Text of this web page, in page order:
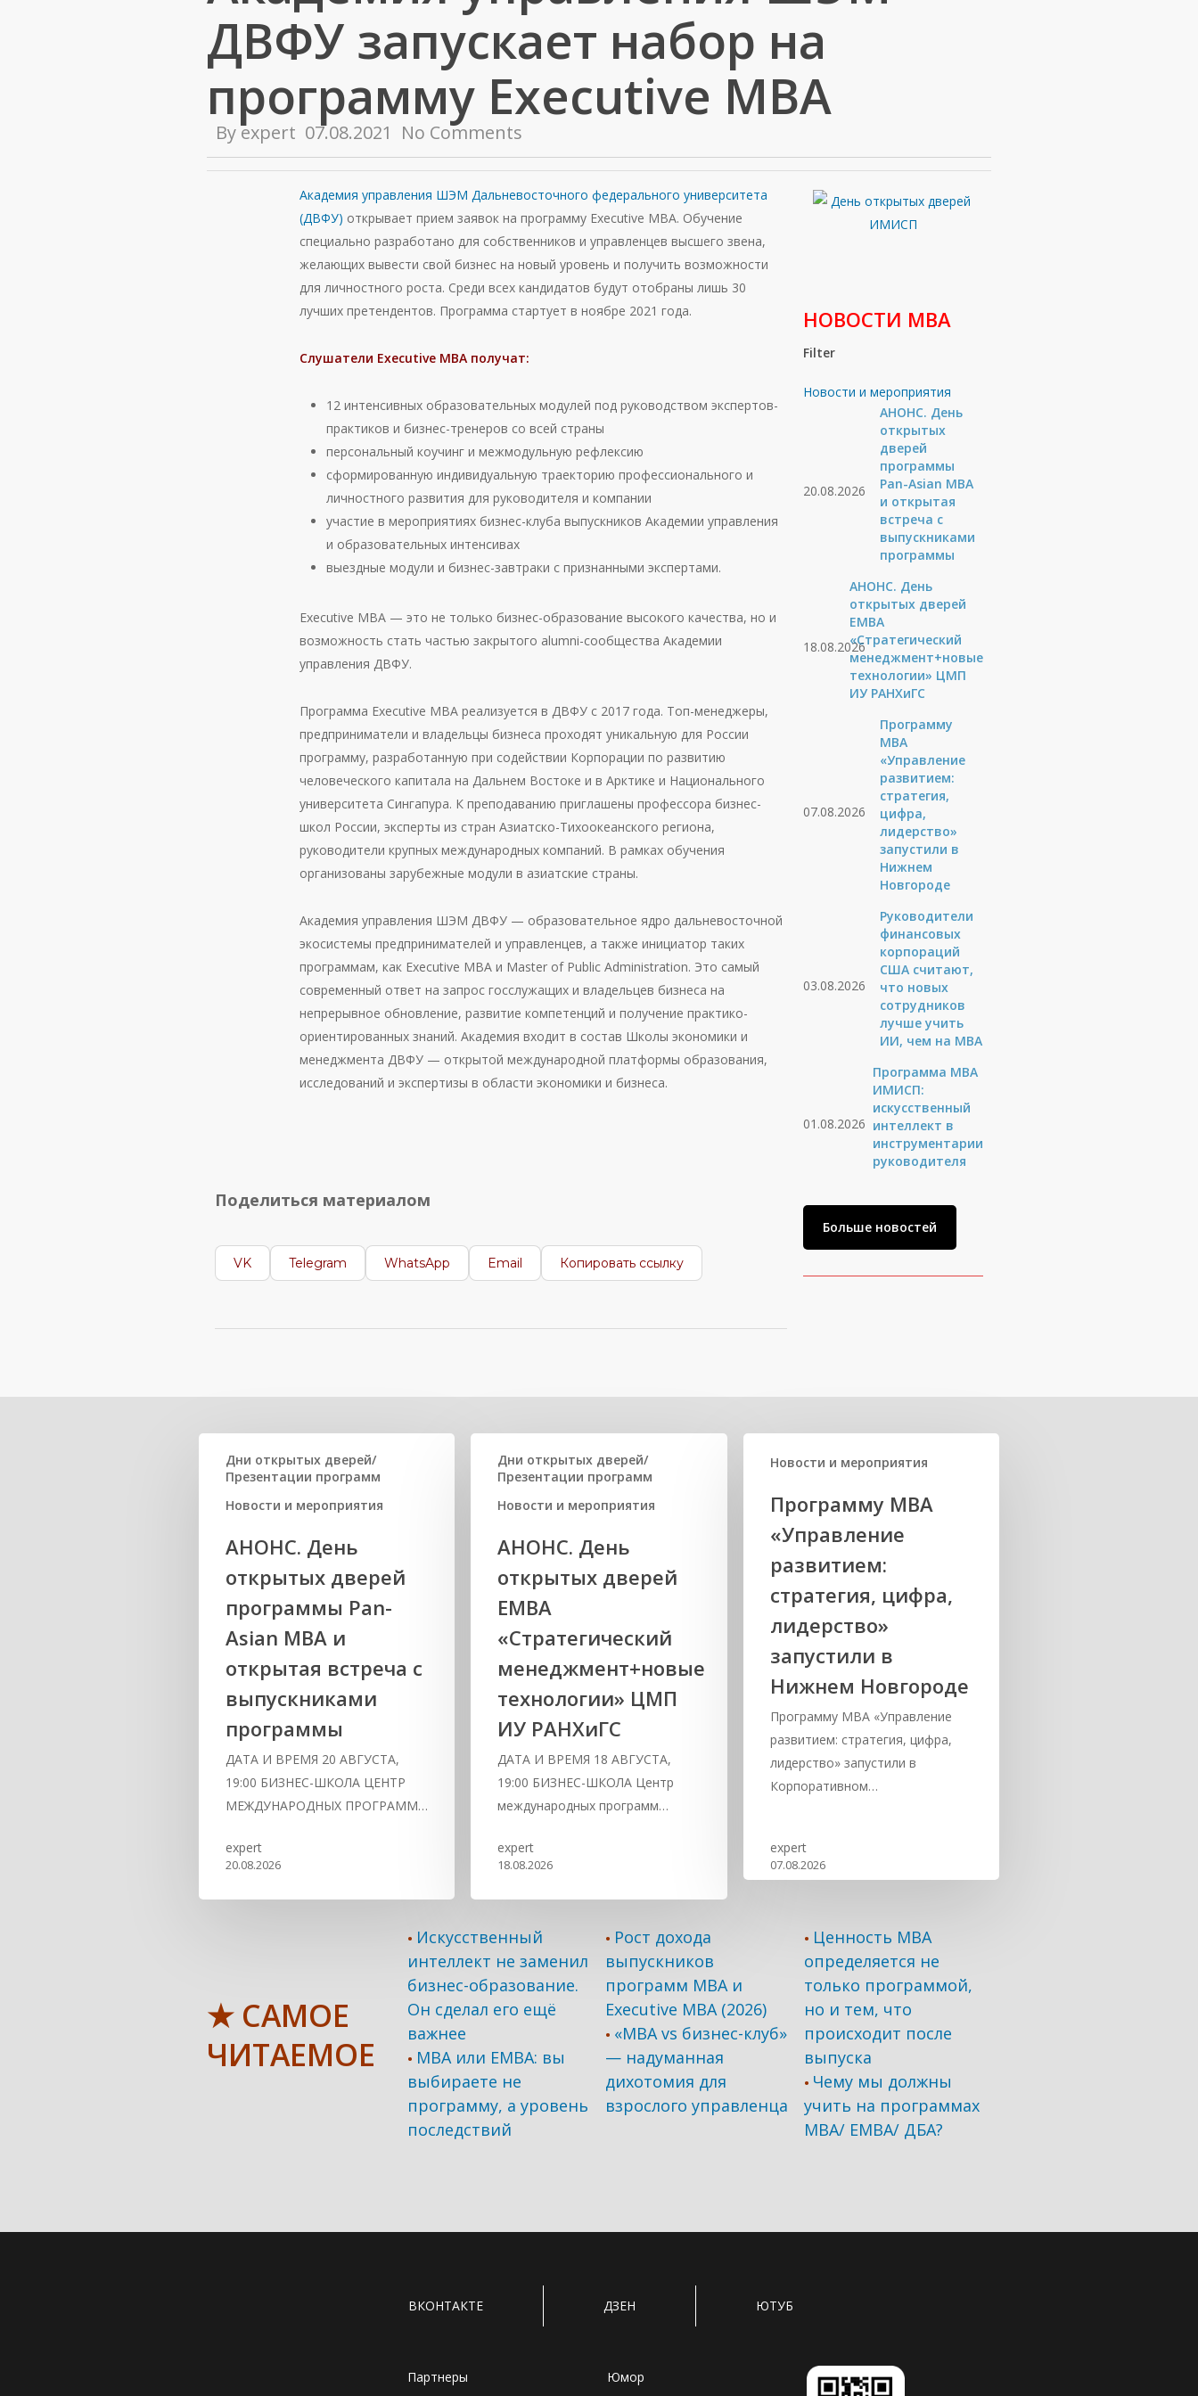
ДВФУ запускает набор на
программу Executive MBA
Byexpert 07.08.2021 No Comments
Академия управления ШЭМ Дальневосточного федерального университета
(ДВФУ) открывает прием заявок на программу Executive MBA. Обучение
специально разработано для собственников и управленцев высшего звена,
желающих вывести свой бизнес на новый уровень и получить возможности
для личностного роста. Среди всех кандидатов будут отобраны лишь 30
лучших претендентов. Программа стартует в ноябре 2021 года.
Слушатели Executive MBA получат:
12 интенсивных образовательных модулей под руководством экспертов-
практиков и бизнес-тренеров со всей страны
персональный коучинг и межмодульную рефлексию
сформированную индивидуальную траекторию профессионального и
личностного развития для руководителя и компании
участие в мероприятиях бизнес-клуба выпускников Академии управления
и образовательных интенсивах
выездные модули и бизнес-завтраки с признанными экспертами.
Executive MBA — это не только бизнес-образование высокого качества, но и
возможность стать частью закрытого alumni-сообщества Академии
управления ДВФУ.
Программа Executive МВА реализуется в ДВФУ с 2017 года. Топ-менеджеры,
предприниматели и владельцы бизнеса проходят уникальную для России
программу, разработанную при содействии Корпорации по развитию
человеческого капитала на Дальнем Востоке и в Арктике и Национального
университета Сингапура. К преподаванию приглашены профессора бизнес-
школ России, эксперты из стран Азиатско-Тихоокеанского региона,
руководители крупных международных компаний. В рамках обучения
организованы зарубежные модули в азиатские страны.
Академия управления ШЭМ ДВФУ — образовательное ядро дальневосточной
экосистемы предпринимателей и управленцев, а также инициатор таких
программам, как Executive MBA и Master of Public Administration. Это самый
современный ответ на запрос госслужащих и владельцев бизнеса на
непрерывное обновление, развитие компетенций и получение практико-
ориентированных знаний. Академия входит в состав Школы экономики и
менеджмента ДВФУ — открытой международной платформы образования,
исследований и экспертизы в области экономики и бизнеса.
Поделиться материалом
VK Telegram WhatsApp Email Копировать ссылку
НОВОСТИ МВА
Filter
Новости и мероприятия
20.08.2026
АНОНС. День
открытых
дверей
программы
Pan-Asian MBA
и открытая
встреча с
выпускниками
программы
18.08.2026
АНОНС. День
открытых дверей
ЕМВА
«Стратегический
менеджмент+новые
технологии» ЦМП
ИУ РАНХиГС
07.08.2026
Программу
MBA
«Управление
развитием:
стратегия,
цифра,
лидерство»
запустили в
Нижнем
Новгороде
03.08.2026
Руководители
финансовых
корпораций
США считают,
что новых
сотрудников
лучше учить
ИИ, чем на МВА
01.08.2026
Программа MBA
ИМИСП:
искусственный
интеллект в
инструментарии
руководителя
Больше новостей
Дни открытых дверей/
Презентации программ
Новости и мероприятия
АНОНС. День
открытых дверей
программы Pan-
Asian MBA и
открытая встреча с
выпускниками
программы
ДАТА И ВРЕМЯ 20 АВГУСТА,
19:00 БИЗНЕС-ШКОЛА ЦЕНТР
МЕЖДУНАРОДНЫХ ПРОГРАММ…
expert
20.08.2026
Дни открытых дверей/
Презентации программ
Новости и мероприятия
АНОНС. День
открытых дверей
ЕМВА
«Стратегический
менеджмент+новые
технологии» ЦМП
ИУ РАНХиГС
ДАТА И ВРЕМЯ 18 АВГУСТА,
19:00 БИЗНЕС-ШКОЛА Центр
международных программ…
expert
18.08.2026
Новости и мероприятия
Программу MBA
«Управление
развитием:
стратегия, цифра,
лидерство»
запустили в
Нижнем Новгороде
Программу MBA «Управление
развитием: стратегия, цифра,
лидерство» запустили в
Корпоративном…
expert
07.08.2026
★ САМОЕ
ЧИТАЕМОЕ
• Искусственный
интеллект не заменил
бизнес-образование.
Он сделал его ещё
важнее
• MBA или EMBA: вы
выбираете не
программу, а уровень
последствий
• Рост дохода
выпускников
программ МВА и
Executive MBA (2026)
• «MBA vs бизнес-клуб»
— надуманная
дихотомия для
взрослого управленца
• Ценность MBA
определяется не
только программой,
но и тем, что
происходит после
выпуска
• Чему мы должны
учить на программах
МВА/ ЕМВА/ ДБА?
ВКОНТАКТЕ ДЗЕН ЮТУБ
Партнеры Юмор